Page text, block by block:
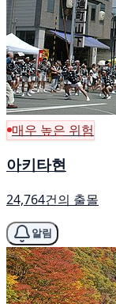
매우 높은 위험
아키타현
24,764건의 출몰
알림